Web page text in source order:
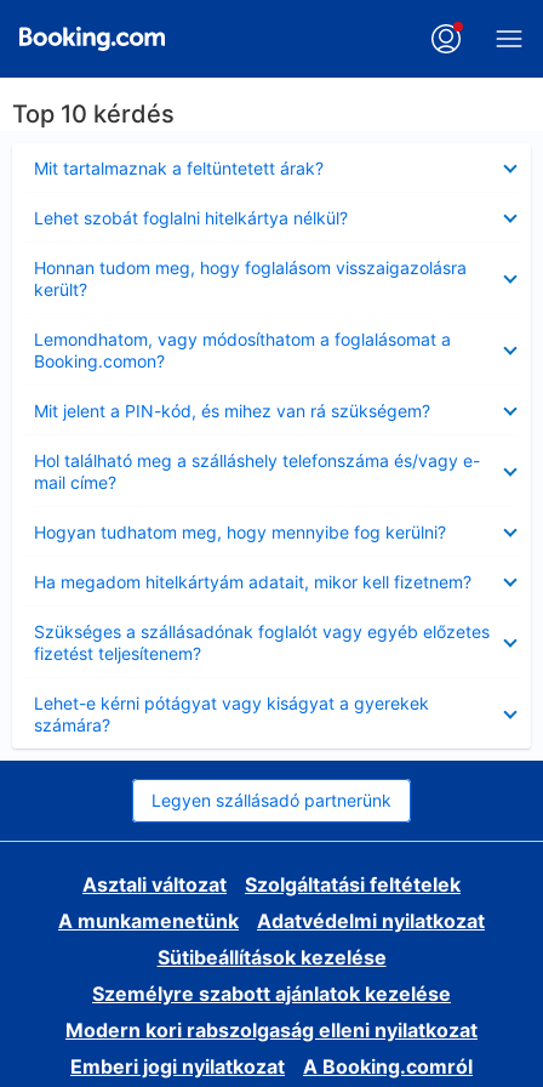
Top 10 kérdés
Mit tartalmaznak a feltüntetett árak?
Lehet szobát foglalni hitelkártya nélkül?
Honnan tudom meg, hogy foglalásom visszaigazolásra
került?
Lemondhatom, vagy módosíthatom a foglalásomat a
Booking.comon?
Mit jelent a PIN-kód, és mihez van rá szükségem?
Hol található meg a szálláshely telefonszáma és/vagy e-
mail címe?
Hogyan tudhatom meg, hogy mennyibe fog kerülni?
Ha megadom hitelkártyám adatait, mikor kell fizetnem?
Szükséges a szállásadónak foglalót vagy egyéb előzetes
fizetést teljesítenem?
Lehet-e kérni pótágyat vagy kiságyat a gyerekek
számára?
Legyen szállásadó partnerünk
Asztali változat
Szolgáltatási feltételek
A munkamenetünk
Adatvédelmi nyilatkozat
Sütibeállítások kezelése
Személyre szabott ajánlatok kezelése
Modern kori rabszolgaság elleni nyilatkozat
Emberi jogi nyilatkozat
A Booking.comról